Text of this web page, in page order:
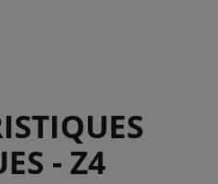
- Z4